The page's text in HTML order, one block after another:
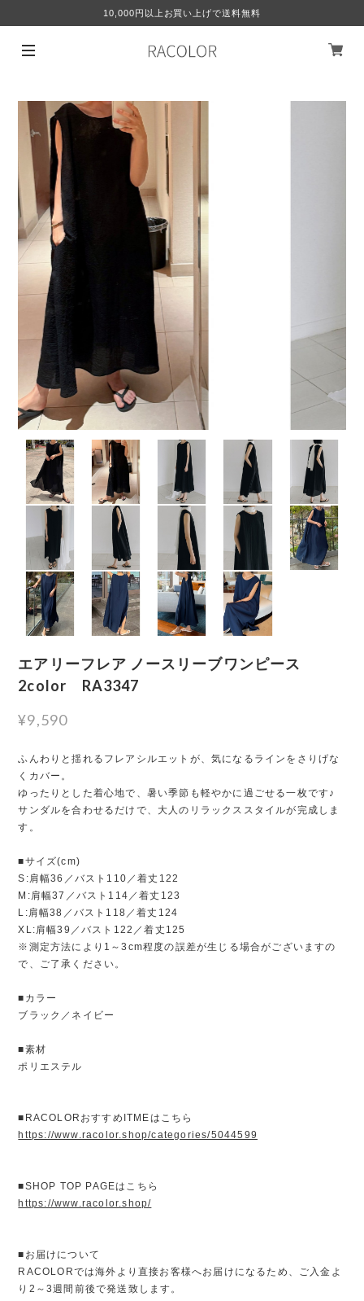
10,000円以上お買い上げで送料無料
エアリーフレア ノースリーブワンピース
2color RA3347
¥9,590
ふんわりと揺れるフレアシルエットが、気になるラインをさりげな
くカバー。
ゆったりとした着心地で、暑い季節も軽やかに過ごせる一枚です♪
サンダルを合わせるだけで、大人のリラックススタイルが完成しま
す。
■サイズ(cm)
S:肩幅36／バスト110／着丈122
M:肩幅37／バスト114／着丈123
L:肩幅38／バスト118／着丈124
XL:肩幅39／バスト122／着丈125
※測定方法により1～3cm程度の誤差が生じる場合がございますの
で、ご了承ください。
■カラー
ブラック／ネイビー
■素材
ポリエステル
■RACOLORおすすめITMEはこちら
https://www.racolor.shop/categories/5044599
■SHOP TOP PAGEはこちら
https://www.racolor.shop/
■お届けについて
RACOLORでは海外より直接お客様へお届けになるため、ご入金よ
り2～3週間前後で発送致します。